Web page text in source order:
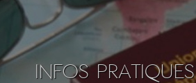
INFOS PRATIQUES